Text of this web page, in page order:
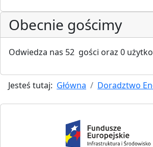
Obecnie gościmy
Odwiedza nas 52 gości oraz 0
Jesteś tutaj: Główna Doradztwo